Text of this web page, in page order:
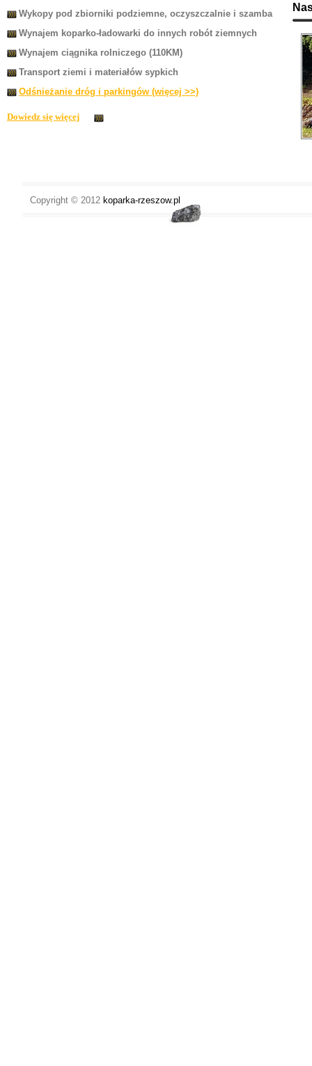
Wykopy pod zbiorniki podziemne, oczyszczalnie i szamba
Wynajem koparko-ładowarki do innych robót ziemnych
Wynajem ciągnika rolniczego (110KM)
Transport ziemi i materiałów sypkich
Odśnieżanie dróg i parkingów (więcej >>)
Dowiedz się więcej
Copyright © 2012 koparka-rzeszow.pl